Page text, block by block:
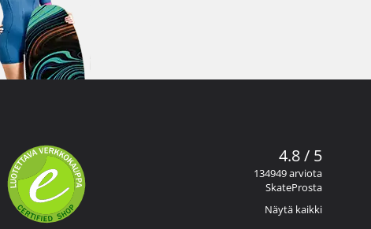
4.8 / 5
134949 arviota
SkateProsta
Näytä kaikki